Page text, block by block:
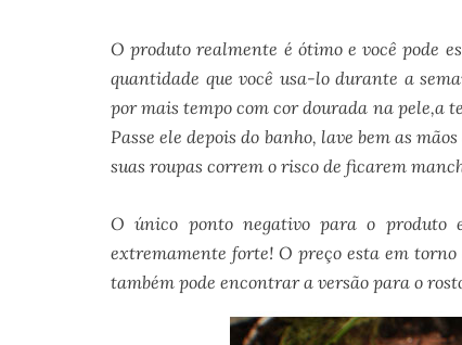
O produto realmente é ótimo e você pode
quantidade que você usa-lo durante a
por mais tempo com cor dourada na pele,a
Passe ele depois do banho, lave bem as
suas roupas correm o risco de ficarem
O único ponto negativo para o produto
extremamente forte! O preço esta em torno
também pode encontrar a versão para o